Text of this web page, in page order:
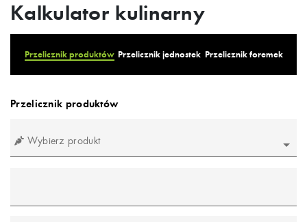
Kalkulator kulinarny
Przelicznik produktów Przelicznik jednostek Przelicznik foremek
Przelicznik produktów
Wybierz produkt